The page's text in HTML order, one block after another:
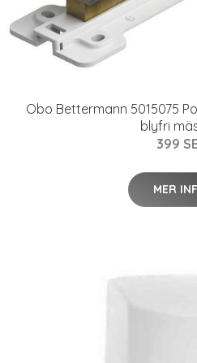
Obo Bettermann 5015075
blyfri
399
MER